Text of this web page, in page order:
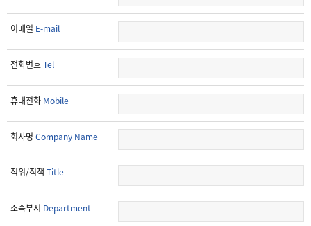
이메일 E-mail
전화번호Tel
휴대전화 Mobile
회사명 Company Name
직위/직책 Title
소속부서 Department